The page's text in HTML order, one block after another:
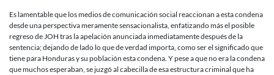
Es lamentable que los medios de comunicación social reaccionan a esta condena
desde una perspectiva meramente sensacionalista, enfatizando más el posible
regreso de JOH tras la apelación anunciada inmediatamente después de la
sentencia; dejando de lado lo que de verdad importa, como ser el significado que
tiene para Honduras y su población esta condena. Y pese a que no era la condena
que muchos esperaban, se juzgó al cabecilla de esa estructura criminal que ha